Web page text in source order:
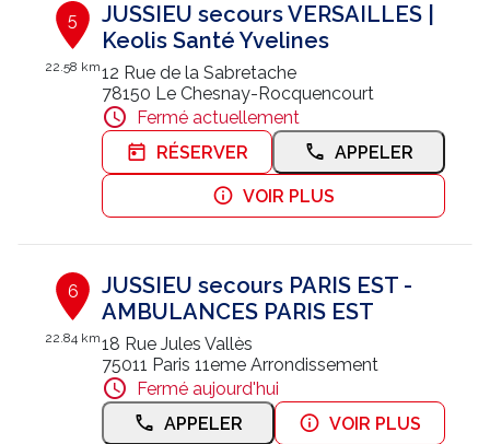
5
22.58 km
JUSSIEU secours VERSAILLES |
Keolis Santé Yvelines
12 Rue de la Sabretache
78150 Le Chesnay-Rocquencourt
Fermé actuellement
RÉSERVER
APPELER
VOIR PLUS
6
22.84 km
JUSSIEU secours PARIS EST -
AMBULANCES PARIS EST
18 Rue Jules Vallès
75011 Paris 11eme Arrondissement
Fermé aujourd'hui
APPELER
VOIR PLUS